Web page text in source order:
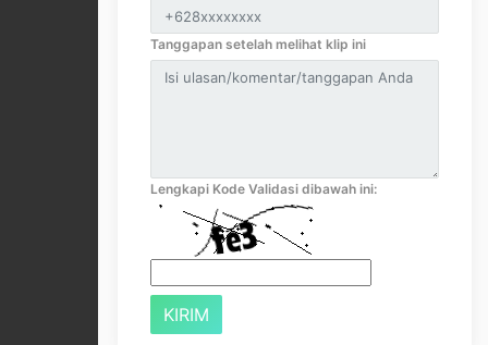
Tanggapan setelah melihat klip ini
Lengkapi Kode Validasi dibawah ini: